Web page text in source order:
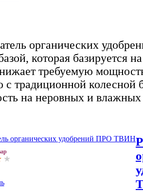
органических
которая базируется
требуемую
с традиционной колесной
на неровных и влажных